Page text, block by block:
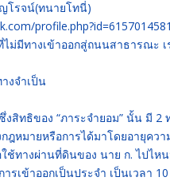
โรจน์(ทนายโทนี่)
ม่มีทางเข้าออกสู่ถนนสาธารณะ
งจำเป็น
สิทธิของ “ภาระจำยอม” นั้น มี 2
ฎหมายหรือการได้มาโดยอายุคว
ทางผ่านที่ดินของ นาย ก. ไปไห
ารเข้าออกเป็นประจำ เป็นเวลา